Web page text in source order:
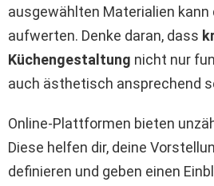
ausgewählten Materialien kann
aufwerten. Denke daran, dass
Küchengestaltung nicht nur
auch ästhetisch ansprechend
Online-Plattformen bieten
Diese helfen dir, deine
definieren und geben einen